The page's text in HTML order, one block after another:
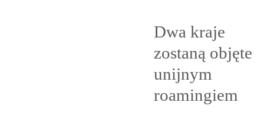
Dwa kraje
zostaną objęte
unijnym
roamingiem